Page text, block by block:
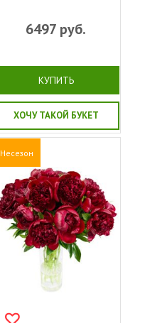
6497 руб.
КУПИТЬ
ХОЧУ ТАКОЙ БУКЕТ
Несезон